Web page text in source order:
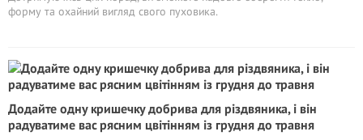
форму та охайний вигляд свого пуховика.
Додайте одну кришечку добрива для різдвяника, і він
радуватиме вас рясним цвітінням із грудня до травня